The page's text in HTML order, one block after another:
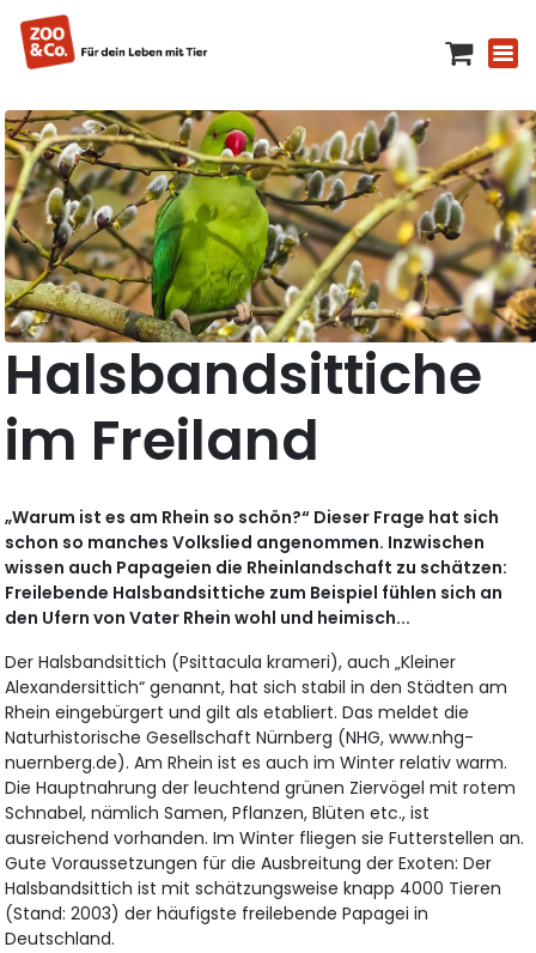
Halsbandsittiche
im Freiland
„Warum ist es am Rhein so schön?“ Dieser Frage hat sich
schon so manches Volkslied angenommen. Inzwischen
wissen auch Papageien die Rheinlandschaft zu schätzen:
Freilebende Halsbandsittiche zum Beispiel fühlen sich an
den Ufern von Vater Rhein wohl und heimisch...
Der Halsbandsittich (Psittacula krameri), auch „Kleiner
Alexandersittich“ genannt, hat sich stabil in den Städten am
Rhein eingebürgert und gilt als etabliert. Das meldet die
Naturhistorische Gesellschaft Nürnberg (NHG, www.nhg-
nuernberg.de). Am Rhein ist es auch im Winter relativ warm.
Die Hauptnahrung der leuchtend grünen Ziervögel mit rotem
Schnabel, nämlich Samen, Pflanzen, Blüten etc., ist
ausreichend vorhanden. Im Winter fliegen sie Futterstellen an.
Gute Voraussetzungen für die Ausbreitung der Exoten: Der
Halsbandsittich ist mit schätzungsweise knapp 4000 Tieren
(Stand: 2003) der häufigste freilebende Papagei in
Deutschland.